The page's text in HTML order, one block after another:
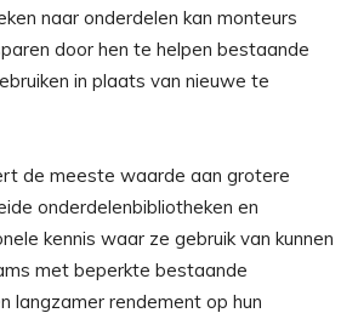
naar onderdelen kan monteurs
door hen te helpen bestaande
in plaats van nieuwe te
de meeste waarde aan grotere
onderdelenbibliotheken en
kennis waar ze gebruik van kunnen
met beperkte bestaande
langzamer rendement op hun